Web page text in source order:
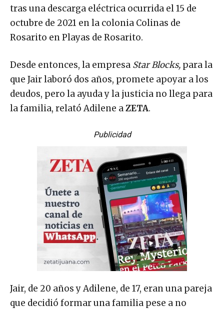
tras una descarga eléctrica ocurrida el 15 de
octubre de 2021 en la colonia Colinas de
Rosarito en Playas de Rosarito.
Desde entonces, la empresa Star Blocks, para la
que Jair laboró dos años, promete apoyar a los
deudos, pero la ayuda y la justicia no llega para
la familia, relató Adilene aZETA.
Publicidad
Jair, de 20 años y Adilene, de 17, eran una pareja
que decidió formar una familia pese a no